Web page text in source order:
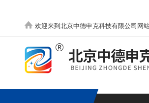
欢迎来到北京中德申克科技有限公司网站